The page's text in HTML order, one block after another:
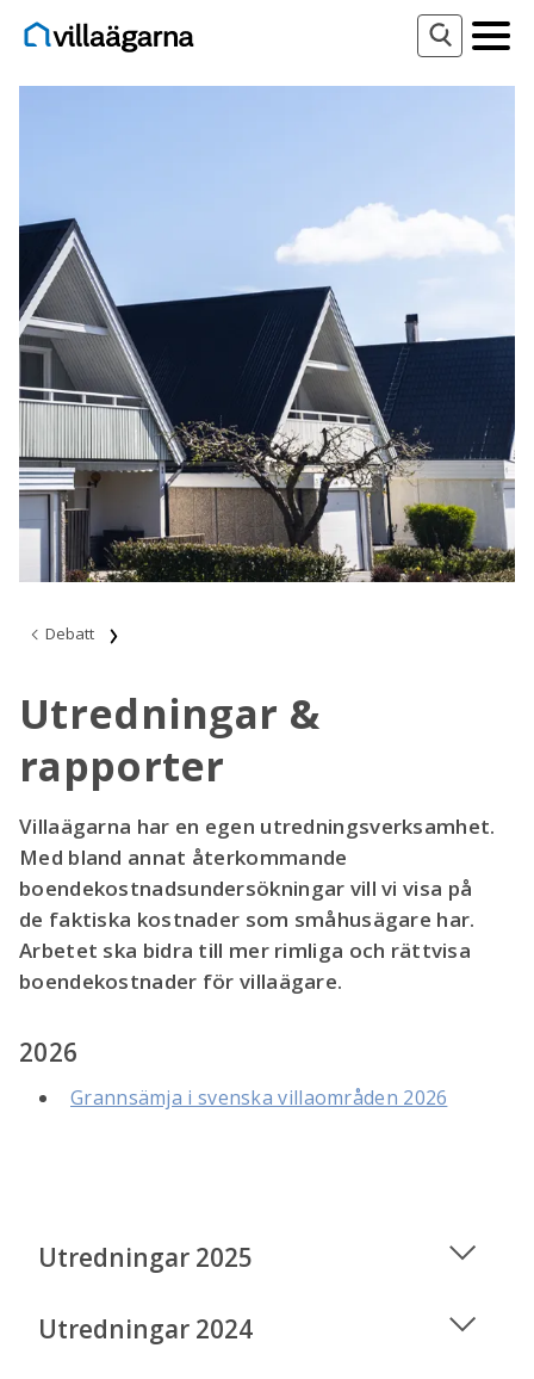
Debatt
Utredningar &
rapporter
Villaägarna har en egen utredningsverksamhet.
Med bland annat återkommande
boendekostnadsundersökningar vill vi visa på
de faktiska kostnader som småhusägare har.
Arbetet ska bidra till mer rimliga och rättvisa
boendekostnader för villaägare.
2026
Grannsämja i svenska villaområden 2026
Utredningar 2025
Utredningar 2024